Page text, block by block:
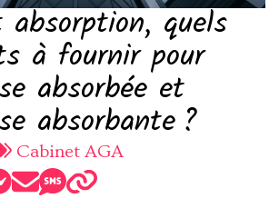
quels
à fournir pour
absorbée et
absorbante ?
Tags
:
Cabinet AGA